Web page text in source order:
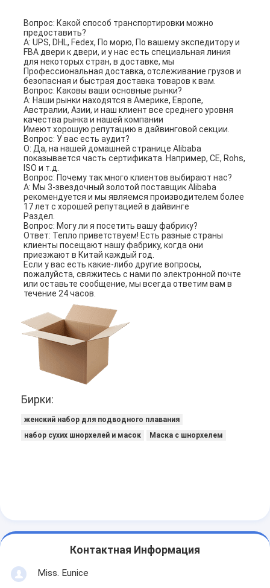
Вопрос: Какой способ транспортировки можно
предоставить?
A: UPS, DHL, Fedex, По морю, По вашему экспедитору и
FBA двери к двери, и у нас есть специальная линия
для некоторых стран, в доставке, мы
Профессиональная доставка, отслеживание грузов и
безопасная и быстрая доставка товаров к вам.
Вопрос: Каковы ваши основные рынки?
A: Наши рынки находятся в Америке, Европе,
Австралии, Азии, и наш клиент все среднего уровня
качества рынка и нашей компании
Имеют хорошую репутацию в дайвинговой секции.
Вопрос: У вас есть аудит?
О: Да, на нашей домашней странице Alibaba
показывается часть сертификата. Например, CE, Rohs,
ISO и т.д.
Вопрос: Почему так много клиентов выбирают нас?
A: Мы 3-звездочный золотой поставщик Alibaba
рекомендуется и мы являемся производителем более
17 лет с хорошей репутацией в дайвинге
Раздел.
Вопрос: Могу ли я посетить вашу фабрику?
Ответ: Тепло приветствуем! Есть разные страны
клиенты посещают нашу фабрику, когда они
приезжают в Китай каждый год.
Если у вас есть какие-либо другие вопросы,
пожалуйста, свяжитесь с нами по электронной почте
или оставьте сообщение, мы всегда ответим вам в
течение 24 часов.
Бирки:
женский набор для подводного плавания
набор сухих шнорхелей и масок
Маска с шнорхелем
Контактная Информация
Miss. Eunice